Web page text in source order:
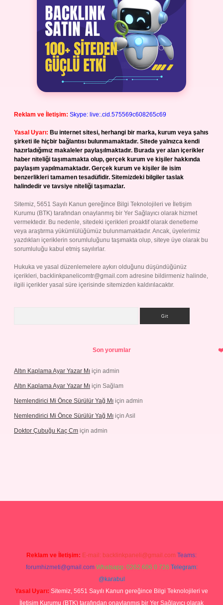
Reklam ve İletişim: Skype: live:.cid.575569c608265c69
Yasal Uyarı: Bu internet sitesi, herhangi bir marka, kurum veya şahıs
şirketi ile hiçbir bağlantısı bulunmamaktadır. Sitede yalnızca kendi
hazırladığımız makaleler paylaşılmaktadır. Burada yer alan içerikler
haber niteliği taşımamakta olup, gerçek kurum ve kişiler hakkında
paylaşım yapılmamaktadır. Gerçek kurum ve kişiler ile isim
benzerlikleri tamamen tesadüfidir. Sitemizdeki bilgiler taslak
halindedir ve tavsiye niteliği taşımazlar.
Sitemiz, 5651 Sayılı Kanun gereğince Bilgi Teknolojileri ve İletişim
Kurumu (BTK) tarafından onaylanmış bir Yer Sağlayıcı olarak hizmet
vermektedir. Bu nedenle, sitedeki içerikleri proaktif olarak denetleme
veya araştırma yükümlülüğümüz bulunmamaktadır. Ancak, üyelerimiz
yazdıkları içeriklerin sorumluluğunu taşımakta olup, siteye üye olarak bu
sorumluluğu kabul etmiş sayılırlar.
Hukuka ve yasal düzenlemelere aykırı olduğunu düşündüğünüz
içerikleri, backlinkpanelicomtr@gmail.com adresine bildirmeniz halinde,
ilgili içerikler yasal süre içerisinde sitemizden kaldırılacaktır.
Son yorumlar
Altın Kaplama Ayar Yazar Mı için admin
Altın Kaplama Ayar Yazar Mı için Sağlam
Nemlendirici Mi Önce Sürülür Yağ Mı için admin
Nemlendirici Mi Önce Sürülür Yağ Mı için Asil
Doktor Çubuğu Kaç Cm için admin
Reklam ve İletişim: E-mail: backlinkpaneli@gmail.com Teams:
forumhizmeti@gmail.com Whatsapp: 0262 606 0 726 Telegram:
@karabul
Yasal Uyarı: Sitemiz, 5651 Sayılı Kanun gereğince Bilgi Teknolojileri ve
İletişim Kurumu (BTK) tarafından onaylanmış bir Yer Sağlayıcı olarak